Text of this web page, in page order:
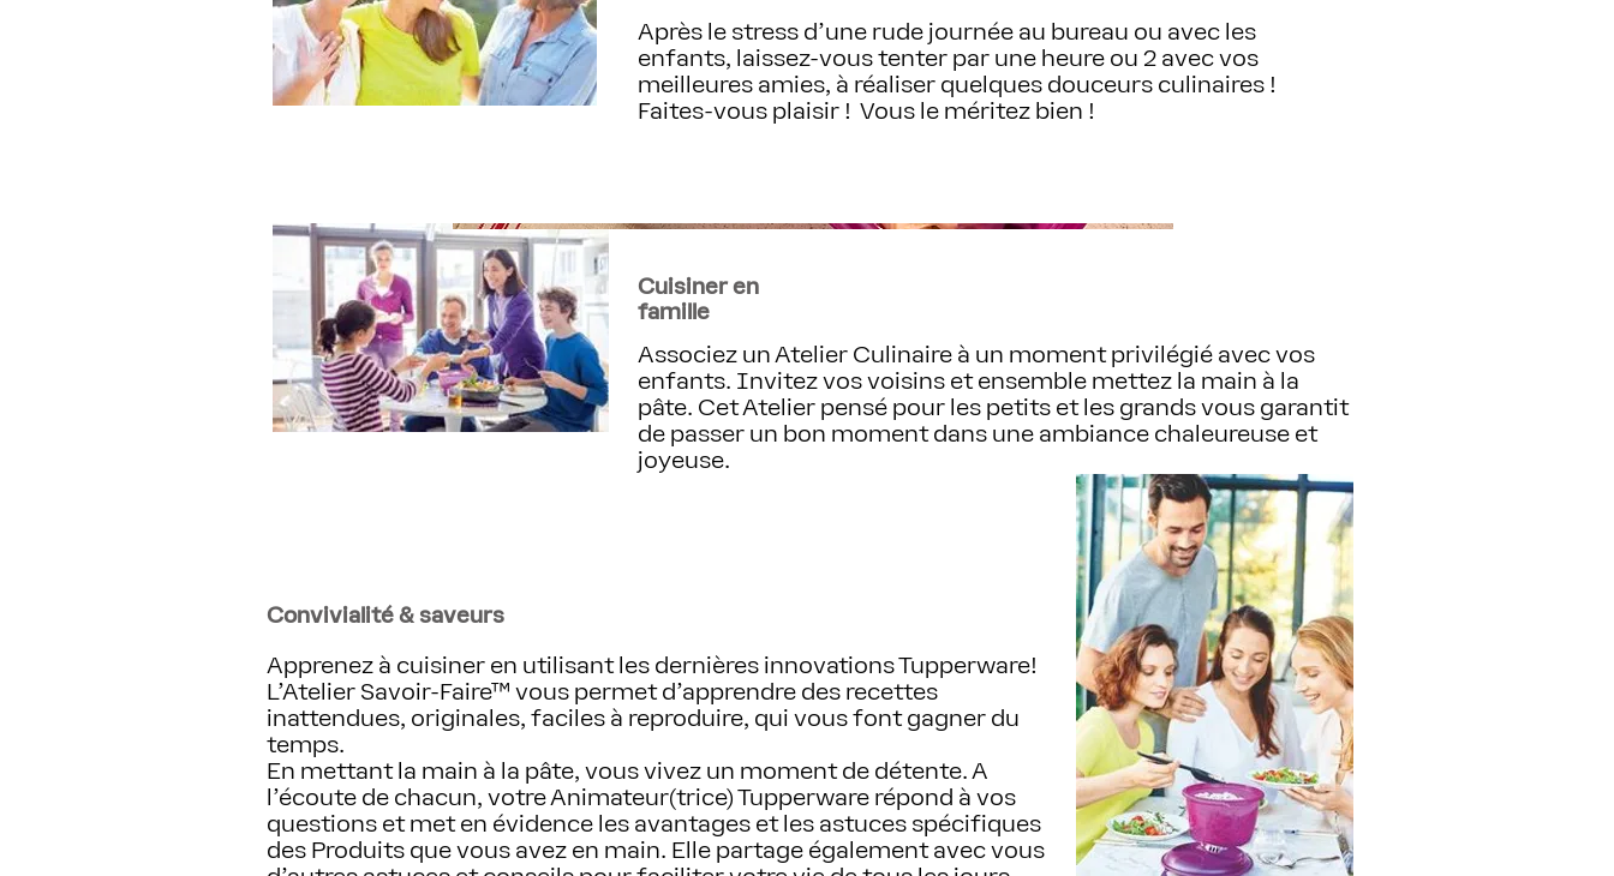
Après le stress d'une rude journée au bureau ou avec les
enfants, laissez-vous tenter par une heure ou 2 avec vos
meilleures amies, à réaliser quelques douceurs culinaires !
Faites-vous plaisir ! Vous le méritez bien !
Cuisiner en
famille
Associez un Atelier Culinaire à un moment privilégié avec vos
enfants. Invitez vos voisins et ensemble mettez la main à la
pâte. Cet Atelier pensé pour les petits et les grands vous garantit
de passer un bon moment dans une ambiance chaleureuse et
joyeuse.
Convivialité & saveurs
Apprenez à cuisiner en utilisant les dernières innovations Tupperware!
L'Atelier Savoir-Faire™ vous permet d'apprendre des recettes
inattendues, originales, faciles à reproduire, qui vous font gagner du
temps.
En mettant la main à la pâte, vous vivez un moment de détente. A
l'écoute de chacun, votre Animateur(trice) Tupperware répond à vos
questions et met en évidence les avantages et les astuces spécifiques
des Produits que vous avez en main. Elle partage également avec vous